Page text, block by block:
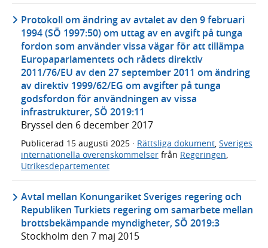
Protokoll om ändring av avtalet av den 9 februari
1994 (SÖ 1997:50) om uttag av en avgift på tunga
fordon som använder vissa vägar för att tillämpa
Europaparlamentets och rådets direktiv
2011/76/EU av den 27 september 2011 om ändring
av direktiv 1999/62/EG om avgifter på tunga
godsfordon för användningen av vissa
infrastrukturer, SÖ 2019:11
Bryssel den 6 december 2017
Publicerad 15 augusti 2025 · Rättsliga dokument Sveriges
internationella överenskommelser från Regeringen
Utrikesdepartementet
Avtal mellan Konungariket Sveriges regering och
Republiken Turkiets regering om samarbete mellan
brottsbekämpande myndigheter, SÖ 2019:3
Stockholm den 7 maj 2015